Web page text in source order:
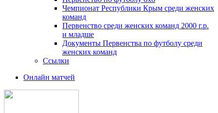
Чемпионат Республики Крым среди женских
команд
Первенство среди женских команд 2000 г.р.
и младше
Документы Первенства по футболу среди
женских команд
Ссылки
Онлайн матчей